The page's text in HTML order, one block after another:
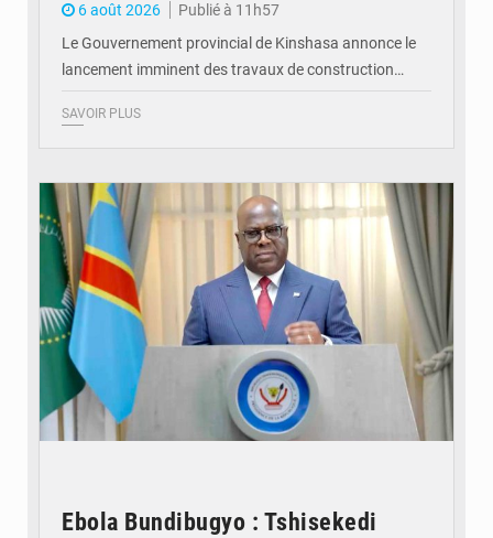
6 août 2026
Publié à 11h57
Le Gouvernement provincial de Kinshasa annonce le
lancement imminent des travaux de construction…
SAVOIR PLUS
Ebola Bundibugyo : Tshisekedi